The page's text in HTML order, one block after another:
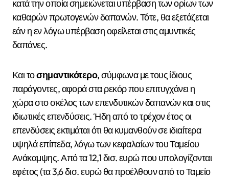
κατά την οποία σημειώνεται υπέρβαση των ορίων των
καθαρών πρωτογενών δαπανών. Τότε, θα εξετάζεται
εάν η εν λόγω υπέρβαση οφείλεται στις αμυντικές
δαπάνες.
Και τοσημαντικότερο, σύμφωνα με τους ίδιους
παράγοντες, αφορά στα ρεκόρ που επιτυγχάνει η
χώρα στο σκέλος των επενδυτικών δαπανών και στις
ιδιωτικές επενδύσεις. Ήδη από το τρέχον έτος οι
επενδύσεις εκτιμάται ότι θα κυμανθούν σε ιδιαίτερα
υψηλά επίπεδα, λόγω των κεφαλαίων του Ταμείου
Ανάκαμψης. Από τα 12,1 δισ. ευρώ που υπολογίζονται
εφέτος (τα 3,6 δισ. ευρώ θα προέλθουν από το Ταμείο